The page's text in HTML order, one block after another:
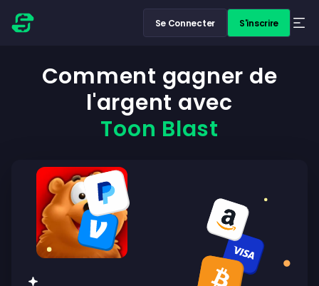
Se Connecter S'inscrire
Comment gagner de
l'argent avec
Toon Blast